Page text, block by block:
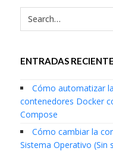
ENTRADAS
Cómo automatizar
contenedores Docker
Compose
Cómo cambiar la
Sistema Operativo (Sin